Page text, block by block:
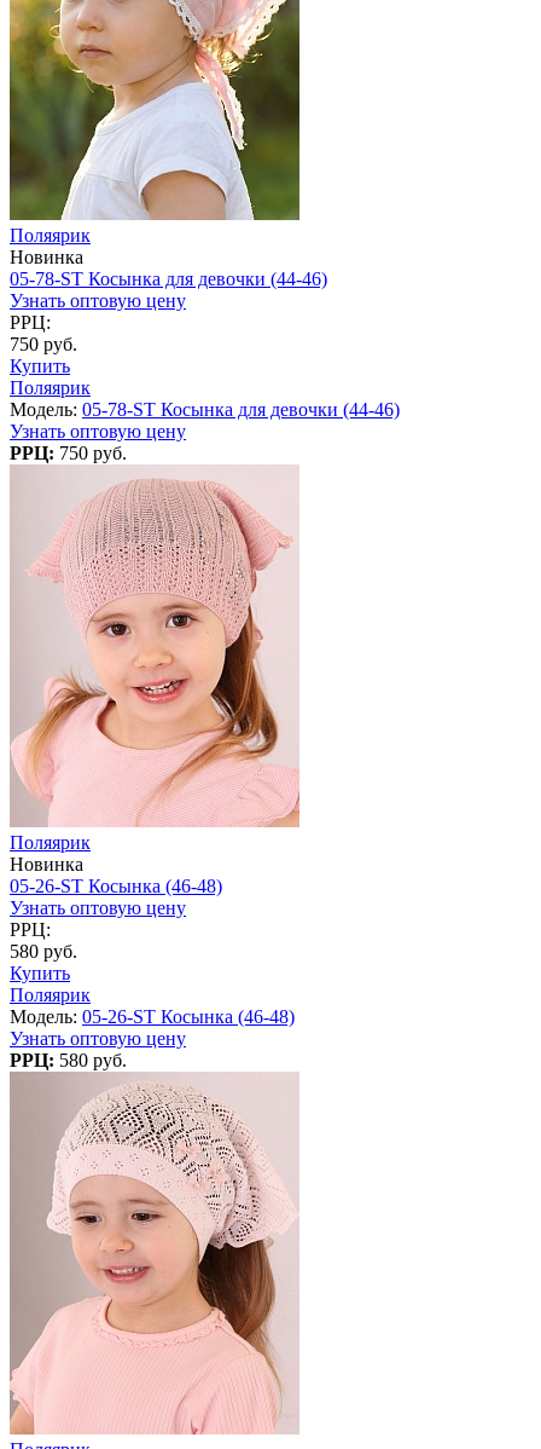
Поляярик
Новинка
05-78-ST Косынка для девочки (44-46)
Узнать оптовую цену
РРЦ:
750 руб.
Купить
Поляярик
Модель: 05-78-ST Косынка для девочки (44-46)
Узнать оптовую цену
РРЦ: 750 руб.
Поляярик
Новинка
05-26-ST Косынка (46-48)
Узнать оптовую цену
РРЦ:
580 руб.
Купить
Поляярик
Модель: 05-26-ST Косынка (46-48)
Узнать оптовую цену
РРЦ: 580 руб.